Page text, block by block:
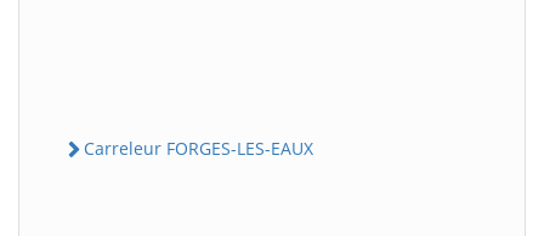
Carreleur FORGES-LES-EAUX